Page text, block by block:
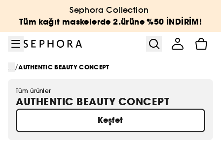
Sephora Collection
Tüm kağıt maskelerde 2.ürüne %50 İNDİRİM!
... /AUTHENTIC BEAUTY CONCEPT
Tüm ürünler
AUTHENTIC BEAUTY CONCEPT
Keşfet